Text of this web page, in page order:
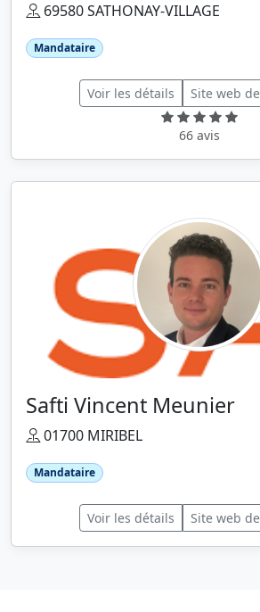
69580 SATHONAY-VILLAGE
Mandataire
Voir les détails Site web
66 avis
Safti Vincent Meunier
01700 MIRIBEL
Mandataire
Voir les détails Site web